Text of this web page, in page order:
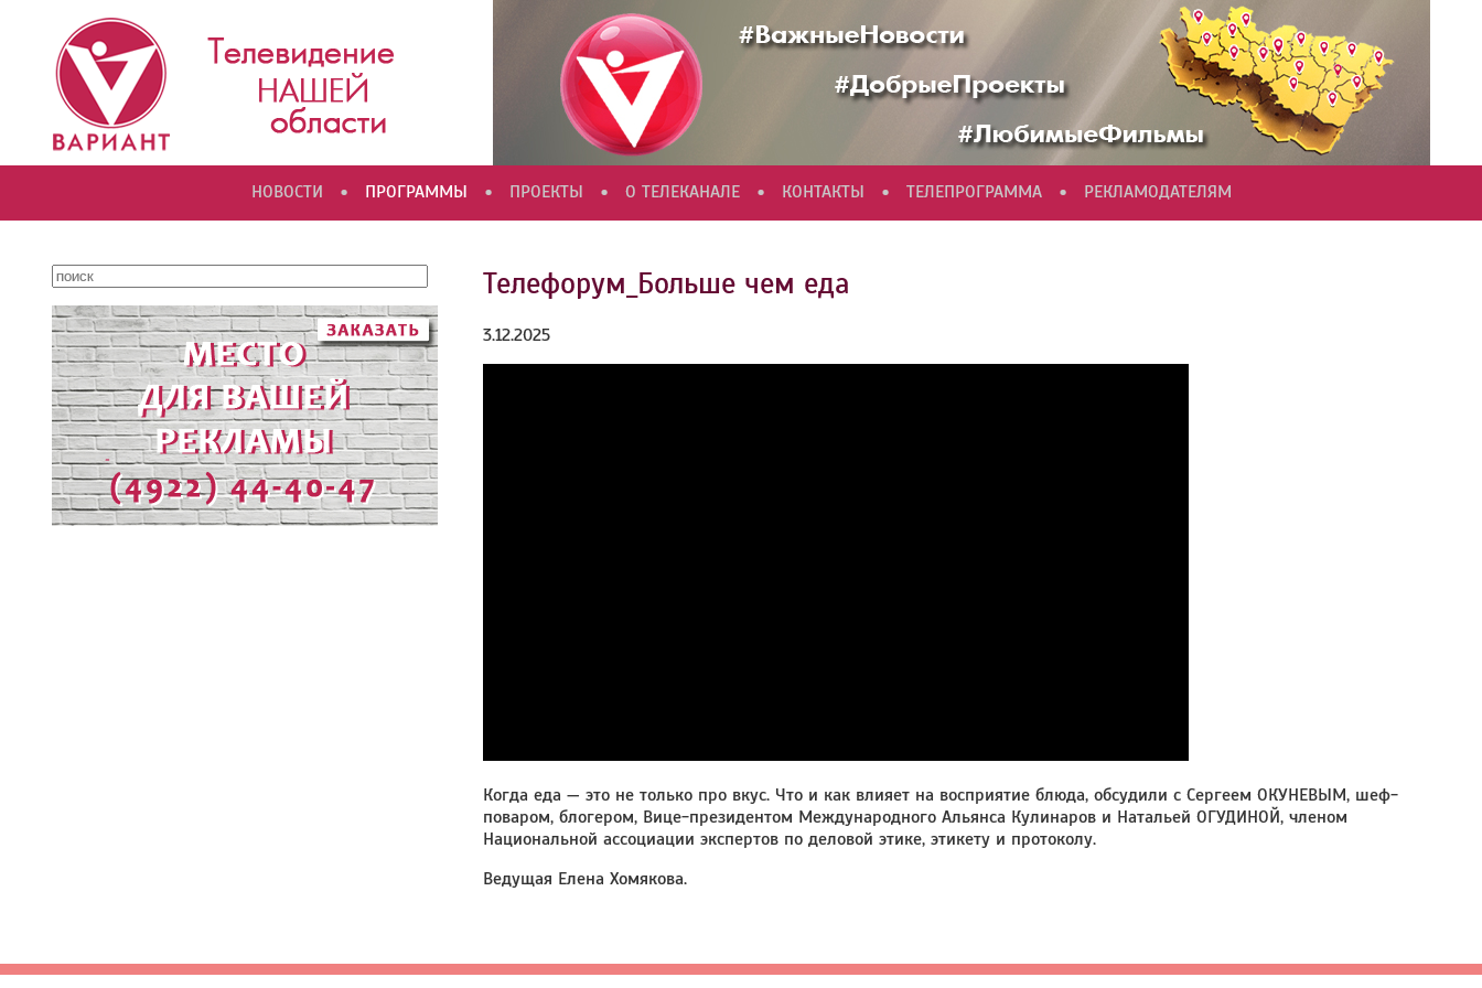
НОВОСТИ • ПРОГРАММЫ • ПРОЕКТЫ • О ТЕЛЕКАНАЛЕ • КОНТАКТЫ • ТЕЛЕПРОГРАММА • РЕКЛАМОДАТЕЛЯМ
Телефорум_Больше чем еда
3.12.2025
Когда еда — это не только про вкус. Что и как влияет на восприятие блюда, обсудили с Сергеем ОКУНЕВЫМ, шеф-
поваром, блогером, Вице-президентом Международного Альянса Кулинаров и Натальей ОГУДИНОЙ, членом
Национальной ассоциации экспертов по деловой этике, этикету и протоколу.
Ведущая Елена Хомякова.